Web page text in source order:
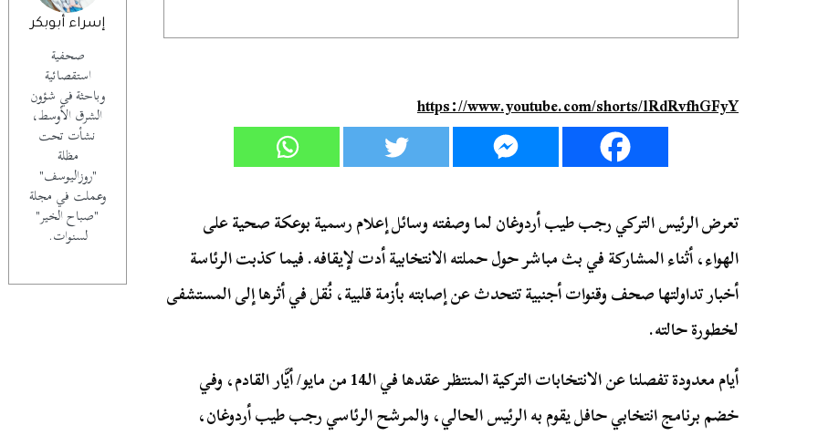
إسراء أبوبكر
صحفية
استقصائية
وباحثة في شؤون
الشرق الأوسط،
نشأت تحت
مظلة
"روزاليوسف"
وعملت في مجلة
"صباح الخير"
لسنوات.
https://www.youtube.com/shorts/lRdRvfhGFyY
تعرض الرئيس التركي رجب طيب أردوغان لما وصفته وسائل إعلام رسمية بوعكة صحية على
الهواء، أثناء المشاركة في بث مباشر حول حملته الانتخابية أدت لإيقافه. فيما كذبت الرئاسة
أخبار تداولتها صحف وقنوات أجنبية تتحدث عن إصابته بأزمة قلبية، نُقل في أثرها إلى المستشفى
لخطورة حالته.
أيام معدودة تفصلنا عن الانتخابات التركية المنتظر عقدها في الـ14 من مايو/ أيَّار القادم، وفي
خضم برنامج انتخابي حافل يقوم به الرئيس الحالي، والمرشح الرئاسي رجب طيب أردوغان،